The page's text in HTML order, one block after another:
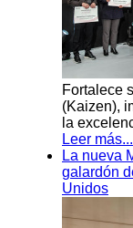
Fortalece
(Kaizen),
la
Leer más...
La nueva
galardón
Unidos